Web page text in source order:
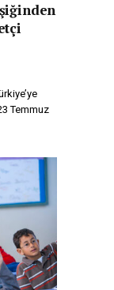
Temmuz